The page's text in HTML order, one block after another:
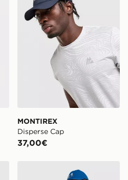
MONTIREX
Disperse Cap
37,00€
Under Armour Storm Cap